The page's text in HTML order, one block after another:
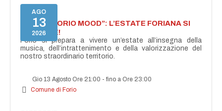
AGO
13
2026
NASCE “FORIO MOOD”: L’ESTATE FORIANA SI
ACCENDE!
Forio si prepara a vivere un’estate all’insegna della
musica, dell’intrattenimento e della valorizzazione del
nostro straordinario territorio.
Gio 13 Agosto Ore 21:00 -fino a Ore 23:00
Comune di Forio